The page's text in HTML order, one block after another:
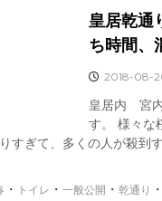
皇居乾通
ち時間、
2018-08-
皇居内 宮内
す。 様々な
すぎて、多くの人が殺到
・ トイレ ・ 一般公開 ・ 乾通り